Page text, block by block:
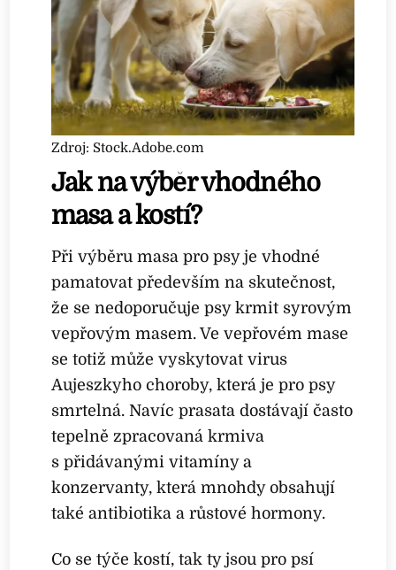
Zdroj: Stock.Adobe.com
Jak na výběr vhodného
masa a kostí?
Při výběru masa pro psy je vhodné
pamatovat především na skutečnost,
že se nedoporučuje psy krmit syrovým
vepřovým masem. Ve vepřovém mase
se totiž může vyskytovat virus
Aujeszkyho choroby, která je pro psy
smrtelná. Navíc prasata dostávají často
tepelně zpracovaná krmiva
s přidávanými vitamíny a
konzervanty, která mnohdy obsahují
také antibiotika a růstové hormony.
Co se týče kostí, tak ty jsou pro psí